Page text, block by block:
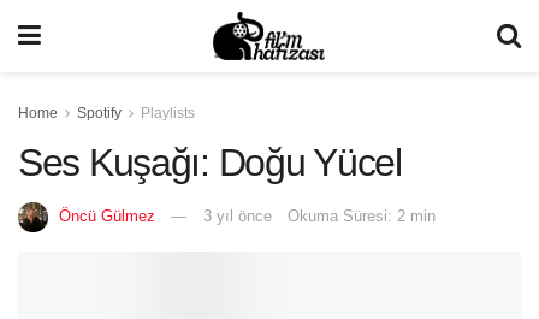
Home Spotify Playlists
Ses Kuşağı: Doğu Yücel
Öncü Gülmez 3 yıl önce Okuma Süresi: 2 min